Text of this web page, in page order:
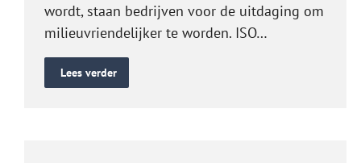
wordt, staan bedrijven voor de uitdaging om
milieuvriendelijker te worden. ISO…
Lees verder